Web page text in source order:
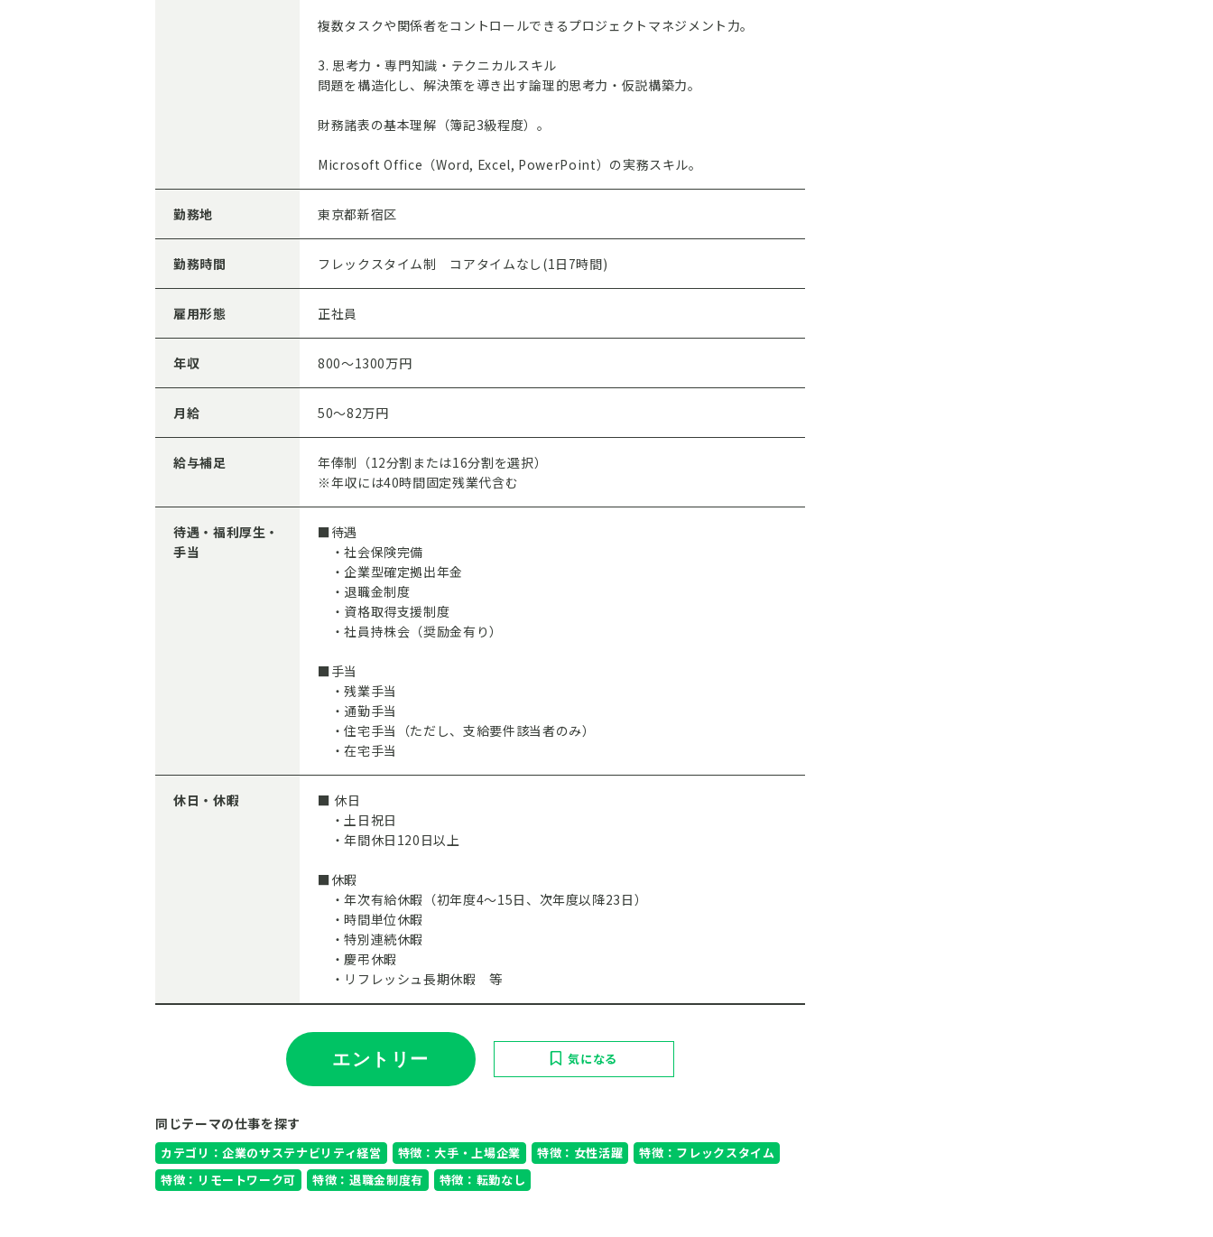
複数タスクや関係者をコントロールできるプロジェクトマネジメント力。
3. 思考力・専門知識・テクニカルスキル
問題を構造化し、解決策を導き出す論理的思考力・仮説構築力。
財務諸表の基本理解（簿記3級程度）。
Microsoft Office（Word, Excel, PowerPoint）の実務スキル。
勤務地 東京都新宿区
勤務時間 フレックスタイム制 コアタイムなし(1日7時間)
雇用形態 正社員
年収 800～1300万円
月給 50～82万円
給与補足
年俸制（12分割または16分割を選択）
※年収には40時間固定残業代含む
待遇・福利厚生・
手当
■待遇
・社会保険完備
・企業型確定拠出年金
・退職金制度
・資格取得支援制度
・社員持株会（奨励金有り）
■手当
・残業手当
・通勤手当
・住宅手当（ただし、支給要件該当者のみ）
・在宅手当
休日・休暇
■ 休日
・土日祝日
・年間休日120日以上
■休暇
・年次有給休暇（初年度4～15日、次年度以降23日）
・時間単位休暇
・特別連続休暇
・慶弔休暇
・リフレッシュ長期休暇 等
エントリー 気になる
同じテーマの仕事を探す
カテゴリ：企業のサステナビリティ経営 特徴：大手・上場企業 特徴：女性活躍
特徴：フレックスタイム
特徴：リモートワーク可
特徴：退職金制度有 特徴：転勤なし